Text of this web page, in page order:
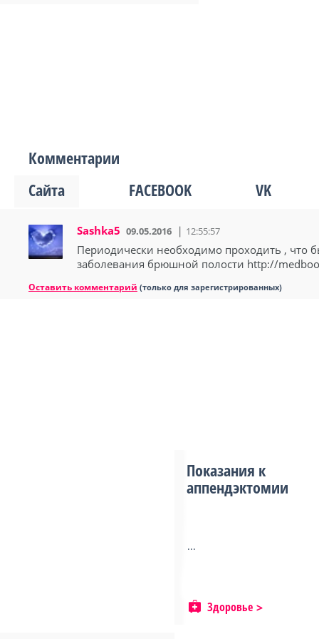
Комментарии
Сайта
FACEBOOK VK
Sashka5 09.05.2016 12:55:57
Периодически необходимо проходить , что
заболевания брюшной полости http://
Оставить комментарий (только для зарегистрированных)
Показания к
аппендэктомии
...
Здоровье